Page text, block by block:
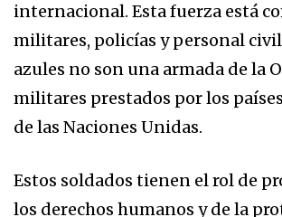
internacional. Esta fuerza está
militares, policías y personal
azules no son una armada de la
militares prestados por los
de las Naciones Unidas.
Estos soldados tienen el rol de
los derechos humanos y de la